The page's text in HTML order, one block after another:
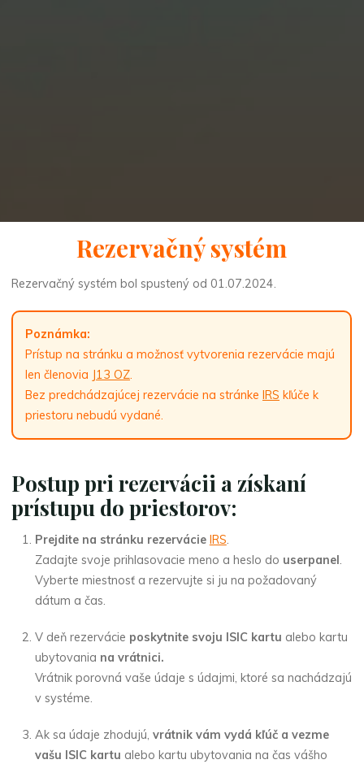
Rezervačný systém
Rezervačný systém bol spustený od 01.07.2024.
Poznámka:
Prístup na stránku a možnosť vytvorenia rezervácie majú
len členovia J13 OZ.
Bez predchádzajúcej rezervácie na stránkeIRS kľúče k
priestoru nebudú vydané.
Postup pri rezervácii a získaní
prístupu do priestorov:
Prejdite na stránku rezervácie IRS.
Zadajte svoje prihlasovacie meno a heslo do userpanel.
Vyberte miestnosť a rezervujte si ju na požadovaný
dátum a čas.
V deň rezervácie poskytnite svoju ISIC kartu alebo kartu
ubytovania na vrátnici.
Vrátnik porovná vaše údaje s údajmi, ktoré sa nachádzajú
v systéme.
Ak sa údaje zhodujú,vrátnik vám vydá kľúč a vezme
vašu ISIC kartu alebo kartu ubytovania na čas vášho